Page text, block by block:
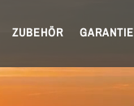
ZUBEHÖR GARANTIE